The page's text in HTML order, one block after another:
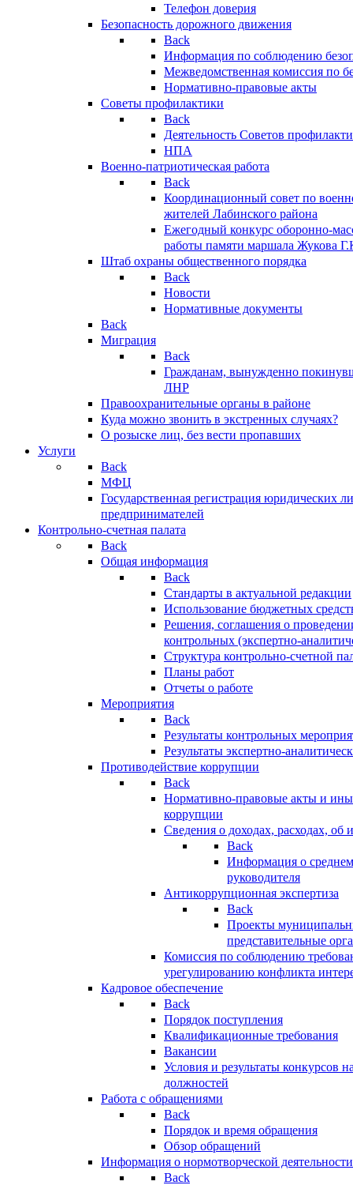
Телефон доверия
Безопасность дорожного движения
Back
Информация по соблюдению
Межведомственная комиссия по
Нормативно-правовые акты
Советы профилактики
Back
Деятельность Советов
НПА
Военно-патриотическая работа
Back
Координационный совет по
жителей Лабинского района
Ежегодный конкурс оборонно-
работы памяти маршала Жукова
Штаб охраны общественного порядка
Back
Новости
Нормативные документы
Back
Миграция
Back
Гражданам, вынужденно
ЛНР
Правоохранительные органы в районе
Куда можно звонить в экстренных случаях?
О розыске лиц, без вести пропавших
Услуги
Back
МФЦ
Государственная регистрация юридических
предпринимателей
Контрольно-счетная палата
Back
Общая информация
Back
Стандарты в актуальной редакции
Использование бюджетных
Решения, соглашения о
контрольных (экспертно-
Структура контрольно-счетной
Планы работ
Отчеты о работе
Мероприятия
Back
Результаты контрольных
Результаты экспертно-
Противодействие коррупции
Back
Нормативно-правовые акты и
коррупции
Сведения о доходах, расходах, об
Back
Информация о
руководителя
Антикоррупционная экспертиза
Back
Проекты
представительные
Комиссия по соблюдению
урегулированию конфликта
Кадровое обеспечение
Back
Порядок поступления
Квалификационные требования
Вакансии
Условия и результаты конкурсов
должностей
Работа с обращениями
Back
Порядок и время обращения
Обзор обращений
Информация о нормотворческой деятельности
Back